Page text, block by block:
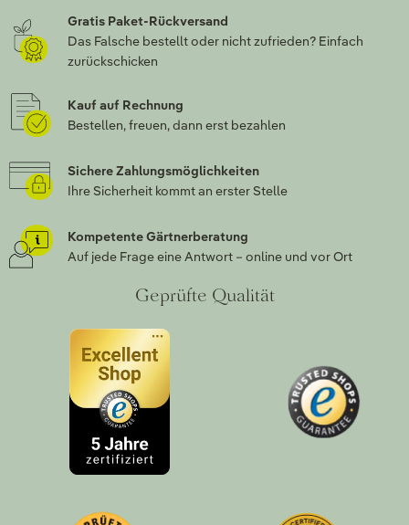
Gratis Paket-Rückversand
Das Falsche bestellt oder nicht zufrieden? Einfach
zurückschicken
Kauf auf Rechnung
Bestellen, freuen, dann erst bezahlen
Sichere Zahlungsmöglichkeiten
Ihre Sicherheit kommt an erster Stelle
Kompetente Gärtnerberatung
Auf jede Frage eine Antwort – online und vor Ort
Geprüfte Qualität